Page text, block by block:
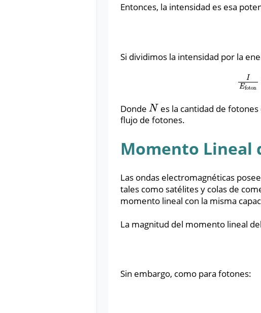
Entonces, la intensidad es esa
Si dividimos la intensidad por la
I
Efoton
IE
Donde N
N es la cantidad de
flujo de fotones.
Momento Lineal
Las ondas electromagnéticas
tales como satélites y colas de
momento lineal con la misma
La magnitud del momento lineal
Sin embargo, como para fotones: